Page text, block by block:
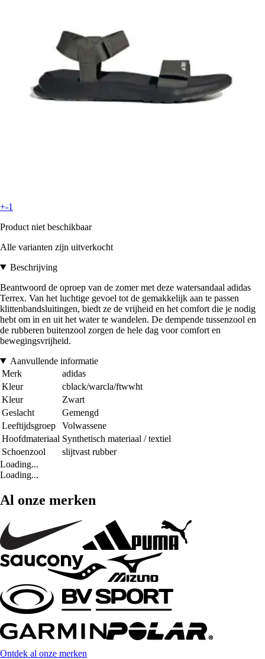
+-1
Product niet beschikbaar
Alle varianten zijn uitverkocht
Beschrijving
Beantwoord de oproep van de zomer met deze watersandaal adidas
Terrex. Van het luchtige gevoel tot de gemakkelijk aan te passen
klittenbandsluitingen, biedt ze de vrijheid en het comfort die je nodig
hebt om in en uit het water te wandelen. De dempende tussenzool en
de rubberen buitenzool zorgen de hele dag voor comfort en
bewegingsvrijheid.
Aanvullende informatie
Merk
adidas
Kleur
cblack/warcla/ftwwht
Kleur
Zwart
Geslacht
Gemengd
Leeftijdsgroep
Volwassene
Hoofdmateriaal Synthetisch materiaal / textiel
Schoenzool
slijtvast rubber
Loading...
Loading...
Al onze merken
Ontdek al onze merken